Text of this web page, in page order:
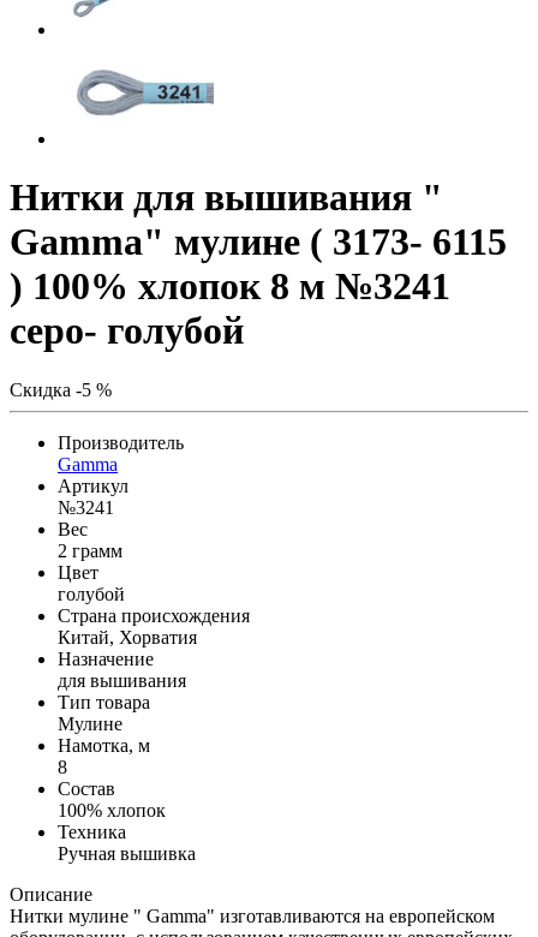
Нитки для вышивания "
Gamma" мулине ( 3173- 6115
) 100% хлопок 8 м №3241
серо- голубой
Скидка -5 %
Производитель
Gamma
Артикул
№3241
Вес
2 грамм
Цвет
голубой
Страна происхождения
Китай, Хорватия
Назначение
для вышивания
Тип товара
Мулине
Намотка, м
8
Состав
100% хлопок
Техника
Ручная вышивка
Описание
Нитки мулине " Gamma" изготавливаются на европейском